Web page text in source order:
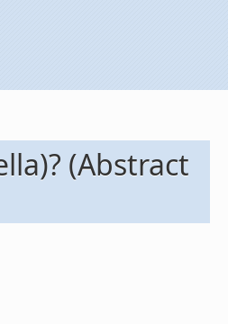
(Abstract